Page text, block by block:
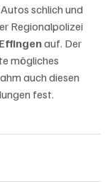
schlich und
Regionalpolizei
Effingen auf. Der
mögliches
auch diesen
fest.